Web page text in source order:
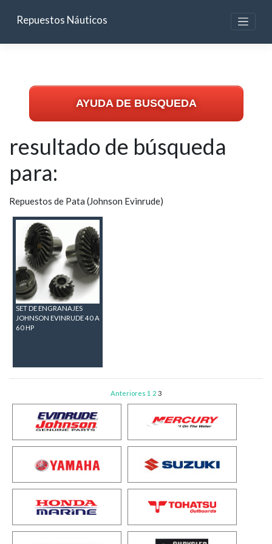
contentRepuestos Náuticos
AYUDA DE BUSQUEDA
resultado de búsqueda
para:
Repuestos de Pata (Johnson Evinrude)
SET DE ENGRANAJES
JOHNSON EVINRUDE 40 A
60 HP
entradas
Anteriores 1 2 3